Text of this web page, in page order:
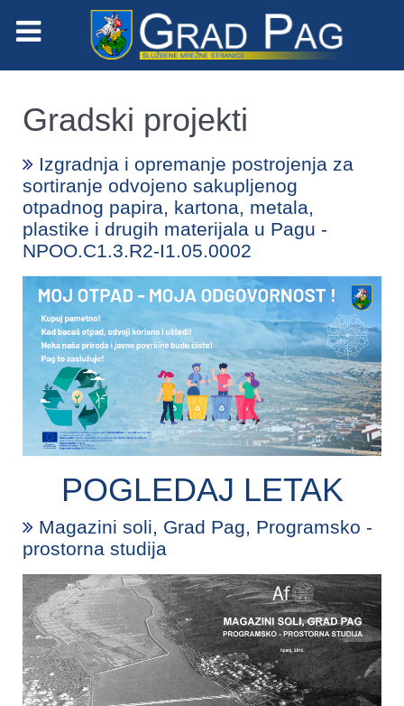
Gradski projekti
Izgradnja i opremanje postrojenja za
sortiranje odvojeno sakupljenog
otpadnog papira, kartona, metala,
plastike i drugih materijala u Pagu -
NPOO.C1.3.R2-I1.05.0002
POGLEDAJ LETAK
Magazini soli, Grad Pag, Programsko -
prostorna studija